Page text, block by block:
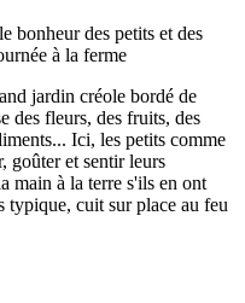
jardin créole bordé de
des fleurs, des fruits, des
Ici, les petits comme
goûter et sentir leurs
main à la terre s'ils en ont
typique, cuit sur place au feu